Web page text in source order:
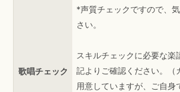
歌唱チェック
*声質チェックですので、
さい。
スキルチェックに必要な楽
記よりご確認ください。（
用意していますが、ご自身